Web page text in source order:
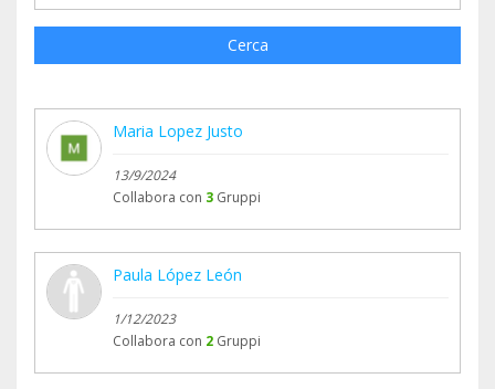
Cerca
Maria Lopez Justo
13/9/2024
Collabora con 3 Gruppi
Paula López León
1/12/2023
Collabora con 2 Gruppi